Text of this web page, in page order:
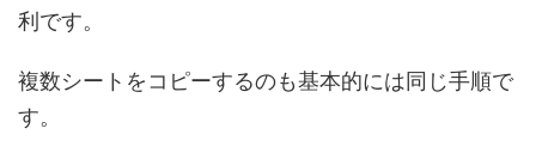
利です。
複数シートをコピーするのも基本的には同じ手順で
す。